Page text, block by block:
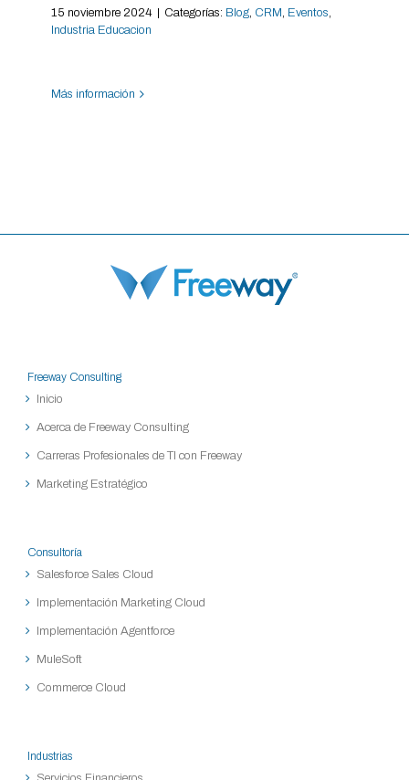
15 noviembre 2024 | Categorías: Blog CRM Eventos
Industria Educacion
Más información
Freeway Consulting
Inicio
Acerca de Freeway Consulting
Carreras Profesionales de TI con Freeway
Marketing Estratégico
Consultoría
Salesforce Sales Cloud
Implementación Marketing Cloud
Implementación Agentforce
MuleSoft
Commerce Cloud
Industrias